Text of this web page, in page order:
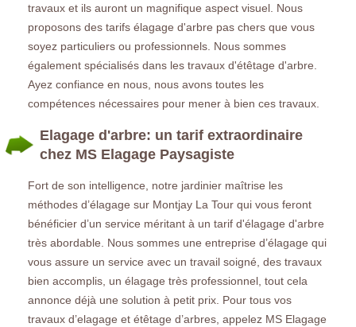
travaux et ils auront un magnifique aspect visuel. Nous
proposons des tarifs élagage d'arbre pas chers que vous
soyez particuliers ou professionnels. Nous sommes
également spécialisés dans les travaux d'étêtage d'arbre.
Ayez confiance en nous, nous avons toutes les
compétences nécessaires pour mener à bien ces travaux.
Elagage d'arbre: un tarif extraordinaire
chez MS Elagage Paysagiste
Fort de son intelligence, notre jardinier maîtrise les
méthodes d’élagage sur Montjay La Tour qui vous feront
bénéficier d’un service méritant à un tarif d'élagage d'arbre
très abordable. Nous sommes une entreprise d’élagage qui
vous assure un service avec un travail soigné, des travaux
bien accomplis, un élagage très professionnel, tout cela
annonce déjà une solution à petit prix. Pour tous vos
travaux d’elagage et étêtage d’arbres, appelez MS Elagage